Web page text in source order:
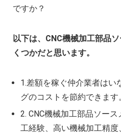
ですか？
以下は、CNC機械加工部品
くつかだと思います。
1.差額を稼ぐ仲介業者はい
グのコストを節約できます
2. CNC機械加工部品ソー
工経験、高い機械加工精